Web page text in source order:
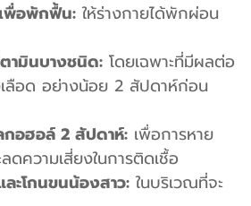
พื่อพักฟื้น: ให้ร่างกายได้พักผ่อน
ามินบางชนิด: โดยเฉพาะที่มีผลต่อ
ลือด อย่างน้อย 2 สัปดาห์ก่อน
อฮอล์ 2 สัปดาห์: เพื่อการหาย
ดความเสี่ยงในการติดเชื้อ
ละโกนขนน้องสาว: ในบริเวณที่จะ